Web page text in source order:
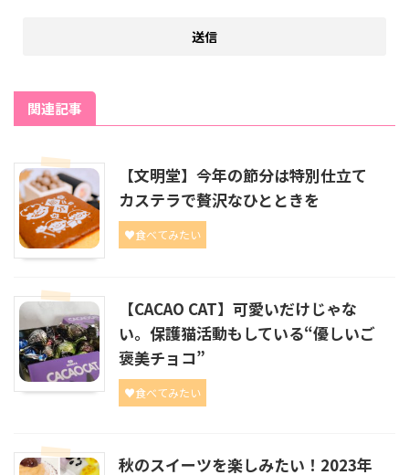
関連記事
【文明堂】今年の節分は特別仕立て
カステラで贅沢なひとときを
♥食べてみたい
【CACAO CAT】可愛いだけじゃな
い。保護猫活動もしている“優しいご
褒美チョコ”
♥食べてみたい
秋のスイーツを楽しみたい！2023年